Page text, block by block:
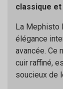
classique
La Mephisto
élégance
avancée. Ce
cuir raffiné,
soucieux de